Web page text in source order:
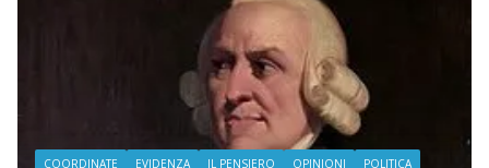
COORDINATE EVIDENZA IL PENSIERO OPINIONI POLITICA